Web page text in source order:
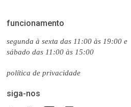
funcionamento
segunda à sexta das 11:00 às 19:00 e
sábado das 11:00 às 15:00
política de privacidade
siga-nos